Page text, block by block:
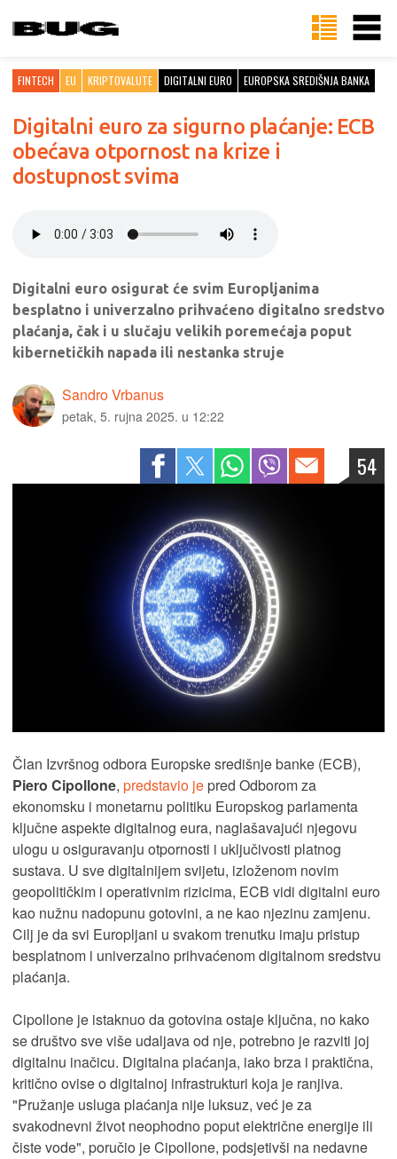
FINTECH EU KRIPTOVALUTE DIGITALNI EURO EUROPSKA SREDIŠNJA BANKA
Digitalni euro za sigurno plaćanje: ECB
obećava otpornost na krize i
dostupnost svima
Digitalni euro osigurat će svim Europljanima
besplatno i univerzalno prihvaćeno digitalno sredstvo
plaćanja, čak i u slučaju velikih poremećaja poput
kibernetičkih napada ili nestanka struje
Sandro Vrbanus
petak, 5. rujna 2025. u 12:22
54
Član Izvršnog odbora Europske središnje banke (ECB),
Piero Cipollone, predstavio je pred Odborom za
ekonomsku i monetarnu politiku Europskog parlamenta
ključne aspekte digitalnog eura, naglašavajući njegovu
ulogu u osiguravanju otpornosti i uključivosti platnog
sustava. U sve digitalnijem svijetu, izloženom novim
geopolitičkim i operativnim rizicima, ECB vidi digitalni euro
kao nužnu nadopunu gotovini, a ne kao njezinu zamjenu.
Cilj je da svi Europljani u svakom trenutku imaju pristup
besplatnom i univerzalno prihvaćenom digitalnom sredstvu
plaćanja.
Cipollone je istaknuo da gotovina ostaje ključna, no kako
se društvo sve više udaljava od nje, potrebno je razviti joj
digitalnu inačicu. Digitalna plaćanja, iako brza i praktična,
kritično ovise o digitalnoj infrastrukturi koja je ranjiva.
"Pružanje usluga plaćanja nije luksuz, već je za
svakodnevni život neophodno poput električne energije ili
čiste vode", poručio je Cipollone, podsjetivši na nedavne